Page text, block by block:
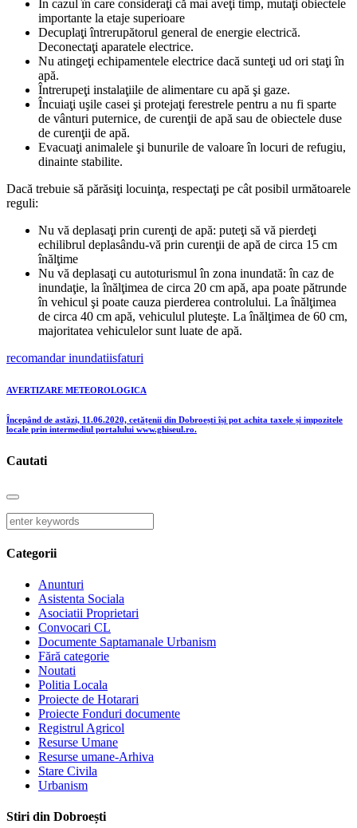
În cazul în care consideraţi că mai aveţi timp, mutaţi obiectele
importante la etaje superioare
Decuplaţi întrerupătorul general de energie electrică.
Deconectaţi aparatele electrice.
Nu atingeţi echipamentele electrice dacă sunteţi ud ori staţi în
apă.
Întrerupeţi instalaţiile de alimentare cu apă şi gaze.
Încuiaţi uşile casei şi protejaţi ferestrele pentru a nu fi sparte
de vânturi puternice, de curenţii de apă sau de obiectele duse
de curenţii de apă.
Evacuaţi animalele şi bunurile de valoare în locuri de refugiu,
dinainte stabilite.
Dacă trebuie să părăsiţi locuinţa, respectaţi pe cât posibil următoarele
reguli:
Nu vă deplasaţi prin curenţi de apă: puteţi să vă pierdeţi
echilibrul deplasându-vă prin curenţii de apă de circa 15 cm
înălţime
Nu vă deplasaţi cu autoturismul în zona inundată: în caz de
inundaţie, la înălţimea de circa 20 cm apă, apa poate pătrunde
în vehicul şi poate cauza pierderea controlului. La înălţimea
de circa 40 cm apă, vehiculul pluteşte. La înălţimea de 60 cm,
majoritatea vehiculelor sunt luate de apă.
recomandar inundatiisfaturi
AVERTIZARE METEOROLOGICA
Începând de astăzi, 11.06.2020, cetățenii din Dobroești își pot achita taxele și impozitele
locale prin intermediul portalului www.ghiseul.ro.
Cautati
Categorii
Anunturi
Asistenta Sociala
Asociatii Proprietari
Convocari CL
Documente Saptamanale Urbanism
Fără categorie
Noutati
Politia Locala
Proiecte de Hotarari
Proiecte Fonduri documente
Registrul Agricol
Resurse Umane
Resurse umane-Arhiva
Stare Civila
Urbanism
Stiri din Dobroești